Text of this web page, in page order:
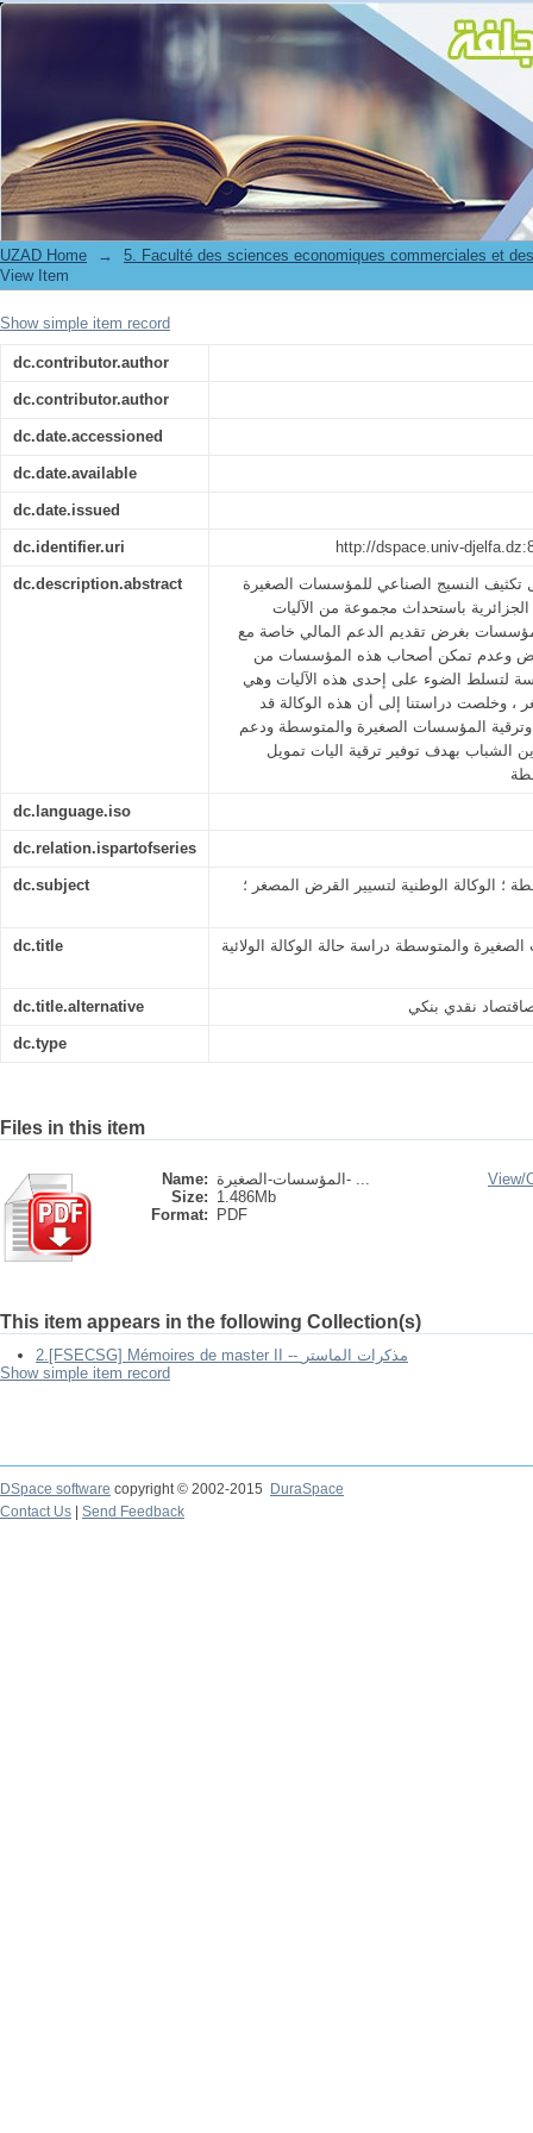
المؤسسات الصغيرة والمتوسطة دراسة حالة الوكالة الولائية للقرض المصغر
UZAD Home →
5. Faculté des sciences economiques commerciales et
View Item
Show simple item record
dc.contributor.author
dc.contributor.author
dc.date.accessioned
dc.date.available
dc.date.issued
dc.identifier.uri http://dspace.univ-
dc.description.abstract
تكثيف النسيج الصناعي للمؤسسات الصغيرة
باستحداث مجموعة من الآليات
بغرض تقديم الدعم المالي خاصة مع
وعدم تمكن أصحاب هذه المؤسسات من
لتسلط الضوء على إحدى هذه الآليات وهي
، وخلصت دراستنا إلى أن هذه الوكالة قد
المؤسسات الصغيرة والمتوسطة ودعم
الشباب بهدف توفير ترقية اليات تمويل
dc.language.iso
dc.relation.ispartofseries
dc.subject ؛ الوكالة الوطنية لتسيير القرض المصغر ؛
dc.title والمتوسطة دراسة حالة الوكالة الولائية
dc.title.alternative نقدي بنكي
dc.type
Files in this item
Name:
المؤسسات-الصغيرة- ...
Size: 1.486Mb
Format:
PDF
View/
This item appears in the following Collection(s)
2.[FSECSG] Mémoires de master II -- مذكرات الماستر
Show simple item record
DSpace software copyright © 2002-2015
DuraSpace
Contact Us
Send Feedback